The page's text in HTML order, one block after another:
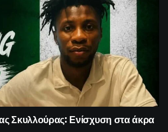
Σκυλλούρας: Ενίσχυση στα άκρα